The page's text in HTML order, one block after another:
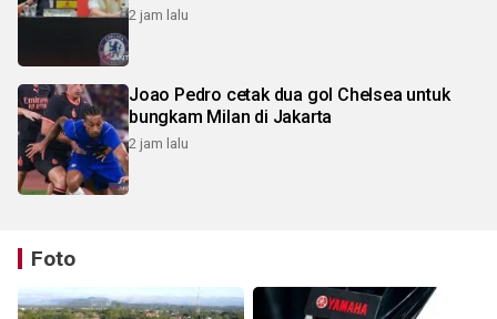
2 jam lalu
Joao Pedro cetak dua gol Chelsea untuk
bungkam Milan di Jakarta
2 jam lalu
Foto